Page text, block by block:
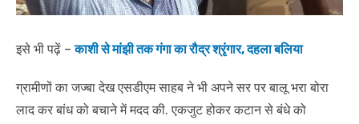
इसे भी पढ़ें –काशी से मांझी तक गंगा का रौद्र श्रृंगार, दहला बलिया
ग्रामीणों का जज्बा देख एसडीएम साहब ने भी अपने सर पर बालू भरा बोरा
लाद कर बांध को बचाने में मदद की. एकजुट होकर कटान से बंधे को